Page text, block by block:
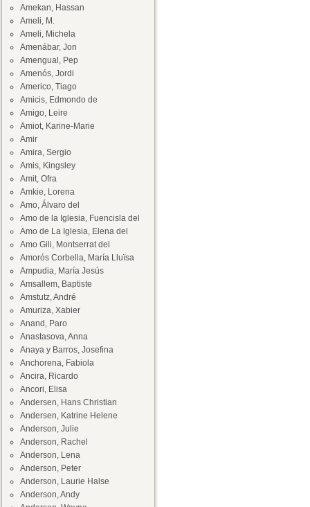
Amekan, Hassan
Ameli, M.
Ameli, Michela
Amenábar, Jon
Amengual, Pep
Amenós, Jordi
Americo, Tiago
Amicis, Edmondo de
Amigo, Leire
Amiot, Karine-Marie
Amir
Amira, Sergio
Amis, Kingsley
Amit, Ofra
Amkie, Lorena
Amo, Álvaro del
Amo de la Iglesia, Fuencisla del
Amo de La Iglesia, Elena del
Amo Gili, Montserrat del
Amorós Corbella, María Lluïsa
Ampudia, María Jesús
Amsallem, Baptiste
Amstutz, André
Amuriza, Xabier
Anand, Paro
Anastasova, Anna
Anaya y Barros, Josefina
Anchorena, Fabiola
Ancira, Ricardo
Ancori, Elisa
Andersen, Hans Christian
Andersen, Katrine Helene
Anderson, Julie
Anderson, Rachel
Anderson, Lena
Anderson, Peter
Anderson, Laurie Halse
Anderson, Andy